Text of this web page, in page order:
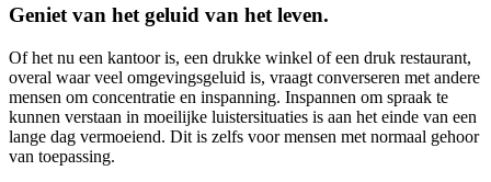
Geniet van het geluid van het leven.
Of het nu een kantoor is, een drukke winkel of een druk restaurant,
overal waar veel omgevingsgeluid is, vraagt converseren met andere
mensen om concentratie en inspanning. Inspannen om spraak te
kunnen verstaan in moeilijke luistersituaties is aan het einde van een
lange dag vermoeiend. Dit is zelfs voor mensen met normaal gehoor
van toepassing.